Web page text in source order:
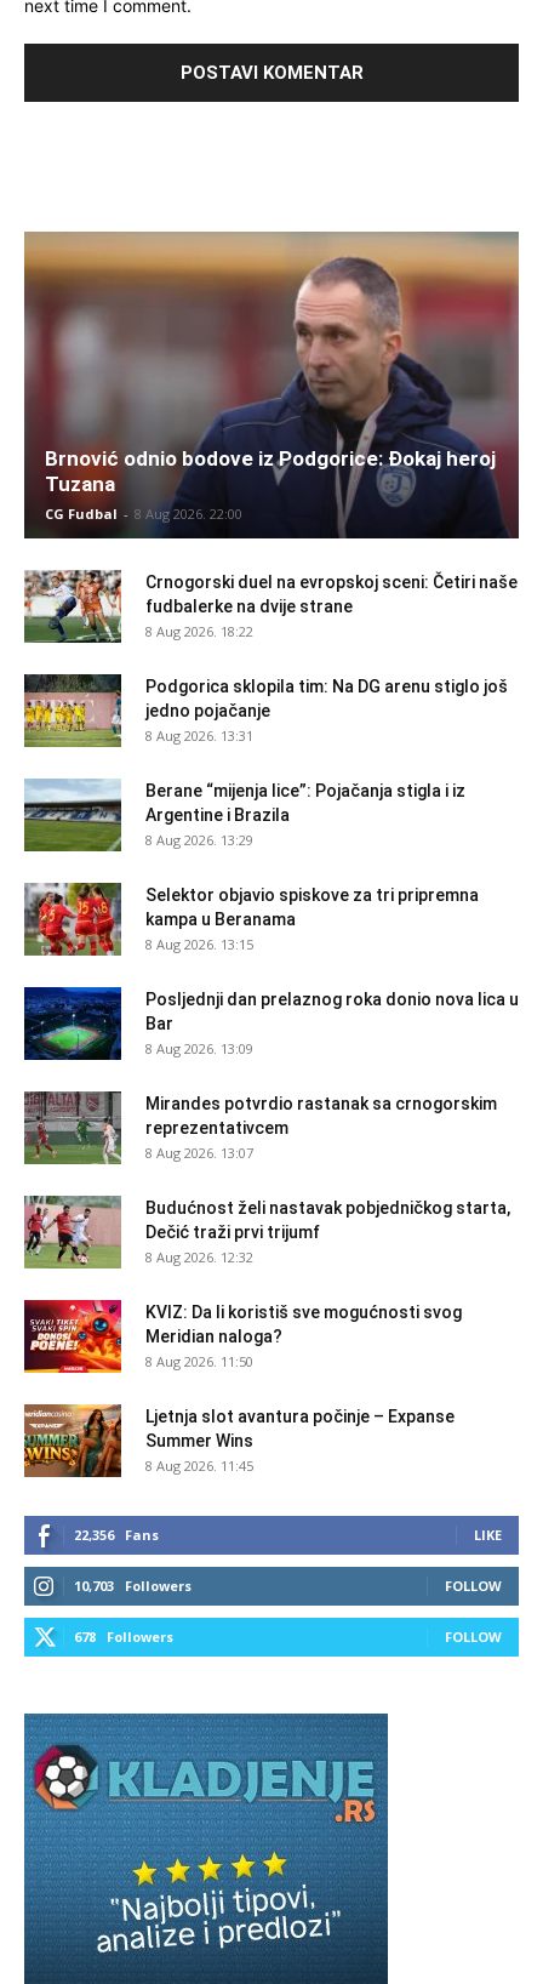
next time I comment.
Brnović odnio bodove iz Podgorice: Đokaj heroj
Tuzana
CG Fudbal - 8 Aug 2026. 22:00
Crnogorski duel na evropskoj sceni: Četiri naše
fudbalerke na dvije strane
8 Aug 2026. 18:22
Podgorica sklopila tim: Na DG arenu stiglo još
jedno pojačanje
8 Aug 2026. 13:31
Berane “mijenja lice”: Pojačanja stigla i iz
Argentine i Brazila
8 Aug 2026. 13:29
Selektor objavio spiskove za tri pripremna
kampa u Beranama
8 Aug 2026. 13:15
Posljednji dan prelaznog roka donio nova lica u
Bar
8 Aug 2026. 13:09
Mirandes potvrdio rastanak sa crnogorskim
reprezentativcem
8 Aug 2026. 13:07
Budućnost želi nastavak pobjedničkog starta,
Dečić traži prvi trijumf
8 Aug 2026. 12:32
KVIZ: Da li koristiš sve mogućnosti svog
Meridian naloga?
8 Aug 2026. 11:50
Ljetnja slot avantura počinje – Expanse
Summer Wins
8 Aug 2026. 11:45
22,356 Fans LIKE
10,703 Followers FOLLOW
678 Followers FOLLOW